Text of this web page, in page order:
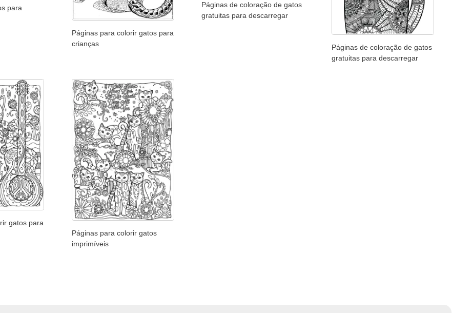
para
Páginas para colorir gatos para
crianças
Páginas de coloração de gatos
gratuitas para descarregar
Páginas de coloração de gatos
gratuitas para descarregar
gatos para
Páginas para colorir gatos
imprimíveis